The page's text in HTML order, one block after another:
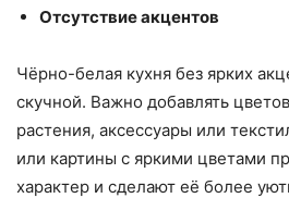
Отсутствие акцентов
Чёрно-белая кухня без ярких
скучной. Важно добавлять
растения, аксессуары или
или картины с яркими цветами
характер и сделают её более